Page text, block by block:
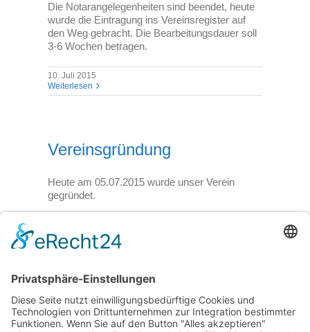
Die Notarangelegenheiten sind beendet, heute
wurde die Eintragung ins Vereinsregister auf
den Weg gebracht. Die Bearbeitungsdauer soll
3-6 Wochen betragen.
10. Juli 2015
Weiterlesen
Vereinsgründung
Heute am 05.07.2015 wurde unser Verein
gegründet.
Weiterlesen
Zurück 1 2